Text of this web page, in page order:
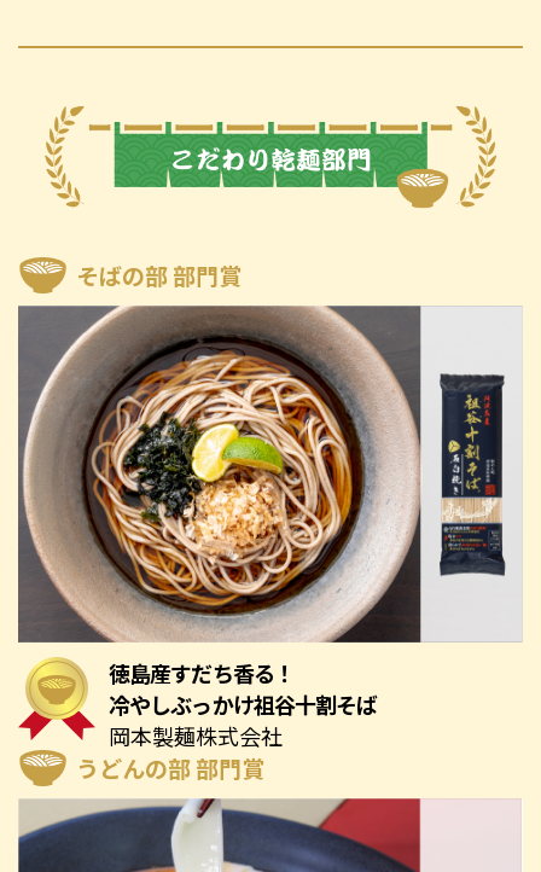
そばの部 部門賞
徳島産すだち香る！
冷やしぶっかけ祖谷十割そば
岡本製麺株式会社
うどんの部 部門賞